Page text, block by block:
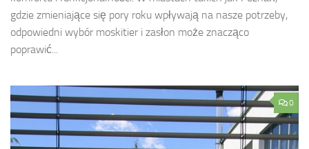
gdzie zmieniające się pory roku wpływają na nasze potrzeby,
odpowiedni wybór moskitier i zasłon może znacząco
poprawić...
0